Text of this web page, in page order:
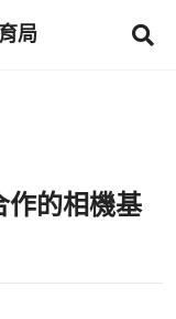
局
作的相機基